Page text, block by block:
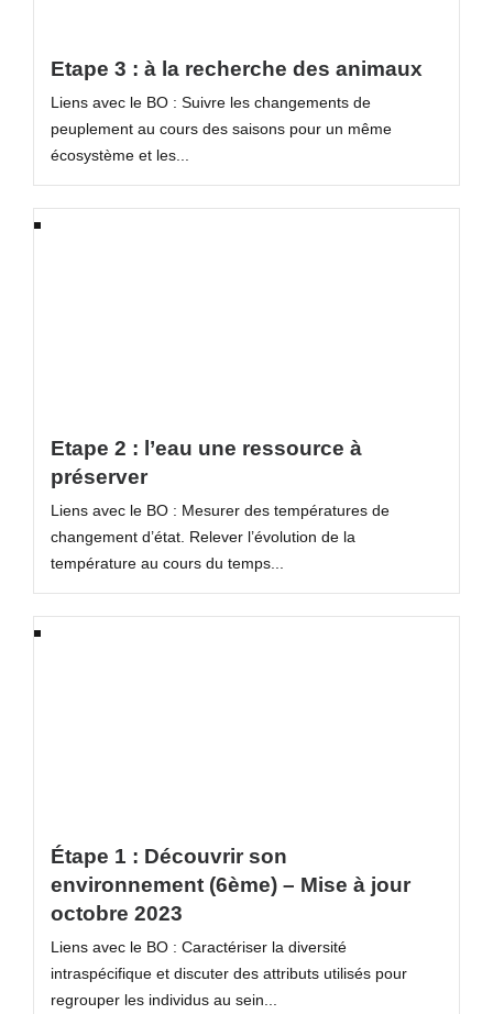
Etape 3 : à la recherche des animaux
Liens avec le BO : Suivre les changements de
peuplement au cours des saisons pour un même
écosystème et les...
Etape 2 : l’eau une ressource à
préserver
Liens avec le BO : Mesurer des températures de
changement d’état. Relever l’évolution de la
température au cours du temps...
Étape 1 : Découvrir son
environnement (6ème) – Mise à jour
octobre 2023
Liens avec le BO : Caractériser la diversité
intraspécifique et discuter des attributs utilisés pour
regrouper les individus au sein...